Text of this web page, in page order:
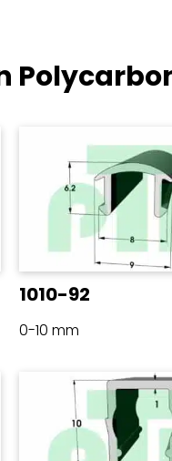
1010-92
0-10 mm